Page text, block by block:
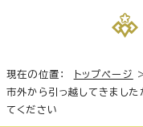
現在の位置： トップページ
市外から引っ越してきまし
てください